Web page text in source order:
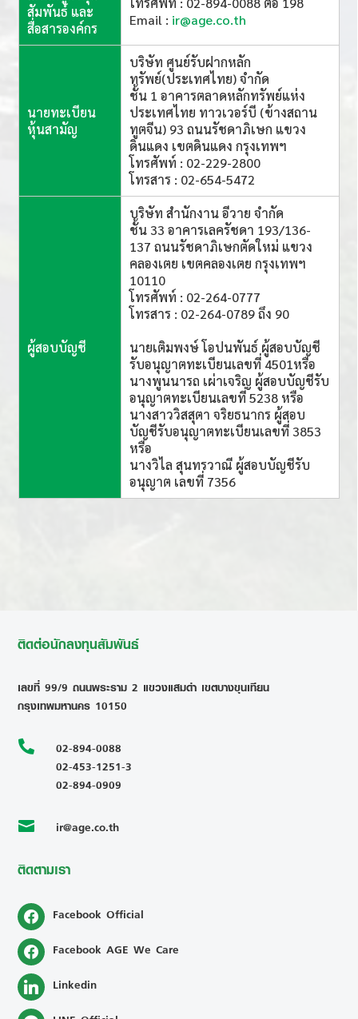
สัมพันธ์ และ
สื่อสารองค์กร
Email : ir@age.co.th
นายทะเบียน
หุ้นสามัญ
บริษัท ศูนย์รับฝากหลัก
ทรัพย์(ประเทศไทย) จำกัด
ชั้น 1 อาคารตลาดหลักทรัพย์แห่ง
ประเทศไทย ทาวเวอร์บี (ข้างสถาน
ทูตจีน) 93 ถนนรัชดาภิเษก แขวง
ดินแดง เขตดินแดง กรุงเทพฯ
โทรศัพท์ : 02-229-2800
โทรสาร : 02-654-5472
ผู้สอบบัญชี
บริษัท สำนักงาน อีวาย จำกัด
ชั้น 33 อาคารเลครัชดา 193/136-
137 ถนนรัชดาภิเษกตัดใหม่ แขวง
คลองเตย เขตคลองเตย กรุงเทพฯ
10110
โทรศัพท์ : 02-264-0777
โทรสาร : 02-264-0789 ถึง 90
นายเติมพงษ์ โอปนพันธ์ ผู้สอบบัญชี
รับอนุญาตทะเบียนเลขที่ 4501หรือ
นางพูนนารถ เผ่าเจริญ ผู้สอบบัญชีรับ
อนุญาตทะเบียนเลขที่ 5238 หรือ
นางสาววิสสุตา จริยธนากร ผู้สอบ
บัญชีรับอนุญาตทะเบียนเลขที่ 3853
หรือ
นางวิไล สุนทรวาณี ผู้สอบบัญชีรับ
อนุญาต เลขที่ 7356
ติดต่อนักลงทุนสัมพันธ์
เลขที่ 99/9 ถนนพระราม 2 แขวงแสมดำ เขตบางขุนเทียน
กรุงเทพมหานคร 10150

02-894-0088
02-453-1251-3
02-894-0909
 ir@age.co.th
ติดตามเรา
Facebook Official
Facebook AGE We Care
Linkedin